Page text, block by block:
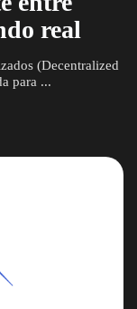
real
(Decentralized
para ...